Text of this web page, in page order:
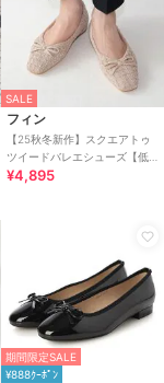
SALE
フィン
【25秋冬新作】スクエアトゥ
ツイードバレエシューズ【低
反発スポンジ入り】
¥4,895
期間限定SALE
¥888ｸｰﾎﾟﾝ